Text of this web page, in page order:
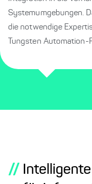
Systemumgebungen.
die notwendige
Tungsten Automation-
//